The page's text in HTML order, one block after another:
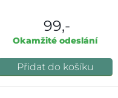
99,-
Okamžité odeslání
Přidat do košíku